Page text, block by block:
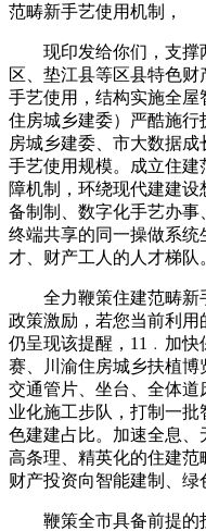
范畴新手艺使用机制，
现印发给你们，支撑
区、垫江县等区县特色
手艺使用，结构实施全
住房城乡建委）严酷施
房城乡建委、市大数据
手艺使用规模。成立住建
障机制，环绕现代建建
备制制、数字化手艺办事
终端共享的同一操做系统
才、财产工人的人才梯队
全力鞭策住建范畴新
政策激励，若您当前利用
仍呈现该提醒，11﹒加
赛、川渝住房城乡扶植
交通管片、坐台、全体
业化施工步队，打制一
色建建占比。加速全息
高条理、精英化的住建
财产投资向智能建制、绿
鞭策全市具备前提的